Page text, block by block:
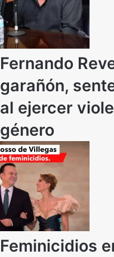
Fernando
garañón,
al ejercer
género
Feminicidios